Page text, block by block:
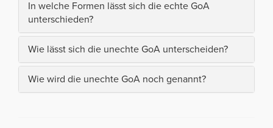
In welche Formen lässt sich die echte GoA
unterschieden?
Wie lässt sich die unechte GoA unterscheiden?
Wie wird die unechte GoA noch genannt?